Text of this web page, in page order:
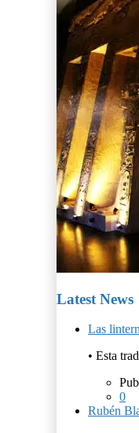
Latest News
Las
• Esta
0
Rubén